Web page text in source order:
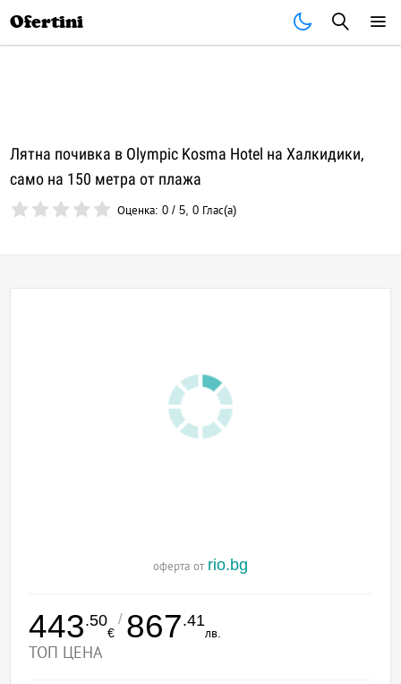
Ofertini
Лятна почивка в Olympic Kosma Hotel на Халкидики,
само на 150 метра от плажа
Оценка:0 /5,0 Глас(а)
оферта от rio.bg
443.50
€
/ 867.41
лв.
ТОП ЦЕНА